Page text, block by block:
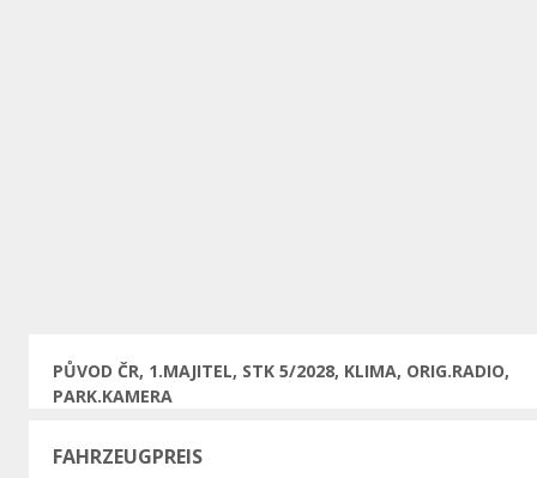
PŮVOD ČR, 1.MAJITEL, STK 5/2028, KLIMA, ORIG.RADIO,
PARK.KAMERA
FAHRZEUGPREIS